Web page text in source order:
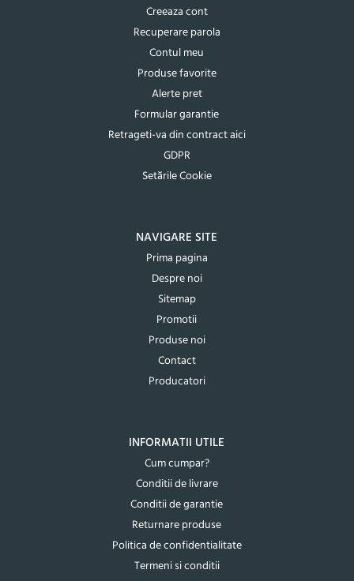
Creeaza cont
Recuperare parola
Contul meu
Produse favorite
Alerte pret
Formular garantie
Retrageti-va din contract aici
GDPR
Setările Cookie
NAVIGARE SITE
Prima pagina
Despre noi
Sitemap
Promotii
Produse noi
Contact
Producatori
INFORMATII UTILE
Cum cumpar?
Conditii de livrare
Conditii de garantie
Returnare produse
Politica de confidentialitate
Termeni si conditii